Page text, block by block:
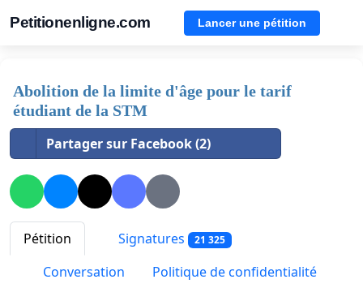
Petitionenligne.com Lancer une pétition
Abolition de la limite d'âge pour le tarif
étudiant de la STM
Partager sur Facebook (2)
Pétition Signatures 21 325
Conversation Politique de confidentialité